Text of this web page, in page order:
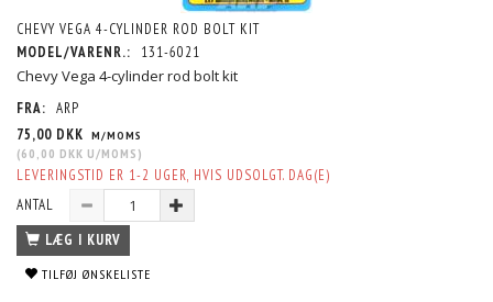
CHEVY VEGA 4-CYLINDER ROD BOLT KIT
MODEL/VARENR.:
131-6021
Chevy Vega 4-cylinder rod bolt kit
FRA: ARP
75,00 DKK M/MOMS
(60,00 DKK U/MOMS )
LEVERINGSTID ER 1-2 UGER, HVIS UDSOLGT. DAG(E)
ANTAL
LÆG I KURV
TILFØJ ØNSKELISTE